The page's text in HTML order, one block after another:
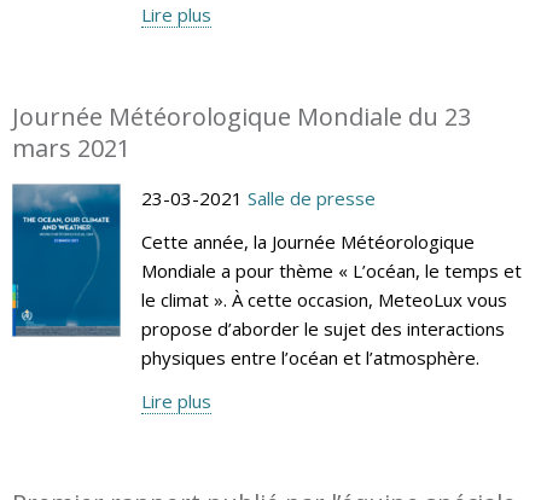
Lire plus
Journée Météorologique Mondiale du 23
mars 2021
23-03-2021 Salle de presse
Cette année, la Journée Météorologique
Mondiale a pour thème « L’océan, le temps et
le climat ». À cette occasion, MeteoLux vous
propose d’aborder le sujet des interactions
physiques entre l’océan et l’atmosphère.
Lire plus